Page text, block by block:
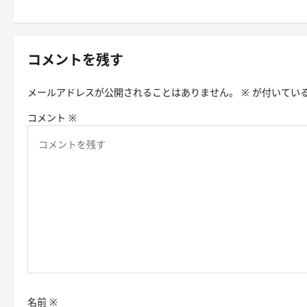
ビ
シ
コメントを残す
メールアドレスが公開されることはありません。 ※ が付いてい
コメント ※
名前 ※